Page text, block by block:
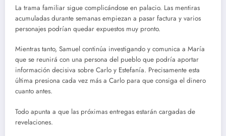
La trama familiar sigue complicándose en palacio. Las mentiras
acumuladas durante semanas empiezan a pasar factura y varios
personajes podrían quedar expuestos muy pronto.
Mientras tanto, Samuel continúa investigando y comunica a María
que se reunirá con una persona del pueblo que podría aportar
información decisiva sobre Carlo y Estefanía. Precisamente esta
última presiona cada vez más a Carlo para que consiga el dinero
cuanto antes.
Todo apunta a que las próximas entregas estarán cargadas de
revelaciones.